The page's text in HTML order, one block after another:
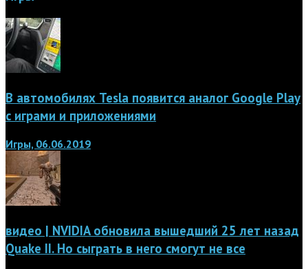
В автомобилях Tesla появится аналог Google Play
с играми и приложениями
Игры, 06.06.2019
видео | NVIDIA обновила вышедший 25 лет назад
Quake II. Но сыграть в него смогут не все